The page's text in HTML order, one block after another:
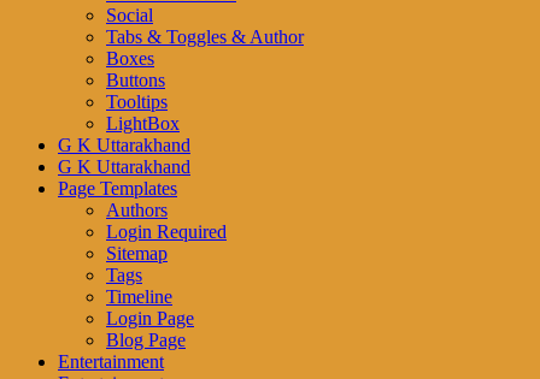
Social
Tabs & Toggles & Author
Boxes
Buttons
Tooltips
LightBox
G K Uttarakhand
G K Uttarakhand
Page Templates
Authors
Login Required
Sitemap
Tags
Timeline
Login Page
Blog Page
Entertainment